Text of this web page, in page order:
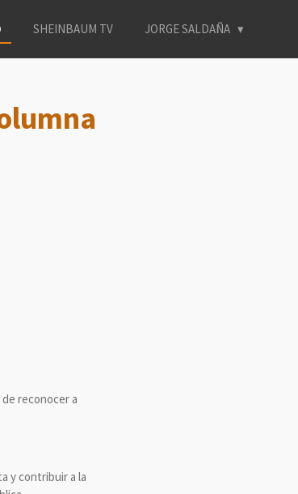
SHEINBAUM TV JORGE SALDAÑA
reconocer a
y contribuir a la